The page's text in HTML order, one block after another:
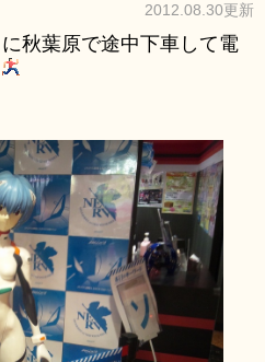
2012.08.30更新
秋葉原で途中下車して電